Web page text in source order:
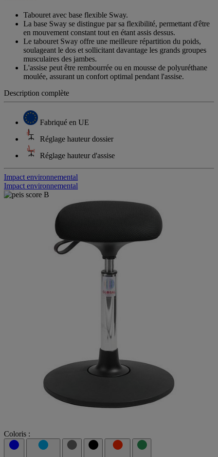
Tabouret avec base flexible Sway.
La base Sway se distingue par sa flexibilité, permettant d'être
en mouvement constant tout en étant assis dessus.
Le tabouret Sway offre une meilleure répartition du poids,
soulageant le dos et sollicitant davantage les grands groupes
musculaires des jambes.
L'assise peut être rembourrée ou en mousse de polyuréthane
moulée, assurant un confort optimal pendant l'assise.
Description complète
Fabriqué en UE
Réglage hauteur dossier
Réglage hauteur d'assise
Impact environnemental
Impact environnemental
Coloris :